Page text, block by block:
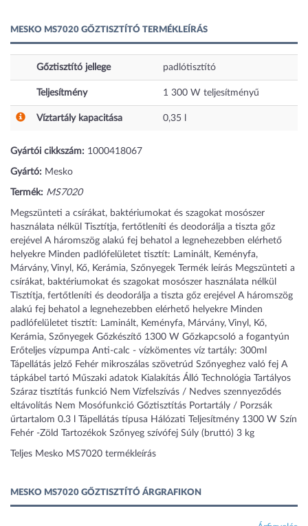
MESKO MS7020 GŐZTISZTÍTÓ TERMÉKLEÍRÁS
Gőztisztító jellege padlótisztító
Teljesítmény 1 300 W teljesítményű
Víztartály kapacitása 0,35
Gyártói cikkszám: 1000418067
Gyártó: Mesko
Termék: MS7020
Megszünteti a csírákat, baktériumokat és szagokat mosószer
használata nélkül Tisztítja, fertőtleníti és deodorálja a tiszta gőz
erejével A háromszög alakú fej behatol a legnehezebben elérhető
helyekre Minden padlófelületet tisztít: Laminált, Keményfa,
Márvány, Vinyl, Kő, Kerámia, Szőnyegek Termék leírás Megszünteti a
csírákat, baktériumokat és szagokat mosószer használata nélkül
Tisztítja, fertőtleníti és deodorálja a tiszta gőz erejével A háromszög
alakú fej behatol a legnehezebben elérhető helyekre Minden
padlófelületet tisztít: Laminált, Keményfa, Márvány, Vinyl, Kő,
Kerámia, Szőnyegek Gőzkészítő 1300 W Gőzkapcsoló a fogantyún
Erőteljes vízpumpa Anti-calc - vízkömentes víz tartály: 300ml
Tápellátás jelző Fehér mikroszálas szövetrúd Szőnyeghez való fej A
tápkábel tartó Műszaki adatok Kialakítás Álló Technológia Tartályos
Száraz tisztítás funkció Nem Vízfelszívás / Nedves szennyeződés
eltávolítás Nem Mosófunkció Gőztisztítás Portartály / Porzsák
űrtartalom 0.3 l Tápellátás típusa Hálózati Teljesítmény 1300 W Szín
Fehér -Zöld Tartozékok Szőnyeg szívófej Súly (bruttó) 3 kg
Teljes Mesko MS7020 termékleírás
MESKO MS7020 GŐZTISZTÍTÓ ÁRGRAFIKON